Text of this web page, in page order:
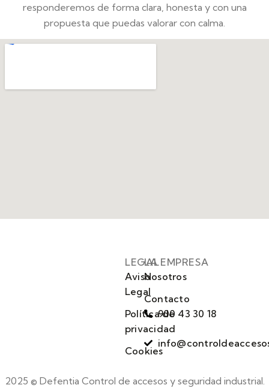
responderemos de forma clara, honesta y con una
propuesta que puedas valorar con calma.
LEGAL
Aviso
Legal
Política de
privacidad
Cookies
LA EMPRESA
Nosotros
Contacto
900 43 30 18
2025 © Defentia Control de accesos y seguridad industrial.